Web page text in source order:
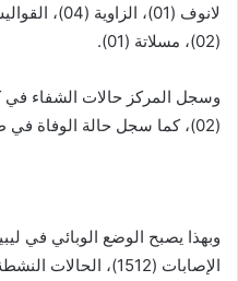
(02)، مسلاتة (01).
(02)، كما سجل حالة الوفاة في طرابلس (01).
وبهذا يصبح الوضع الوبائي في